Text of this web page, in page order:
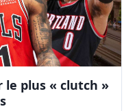
le plus « clutch »